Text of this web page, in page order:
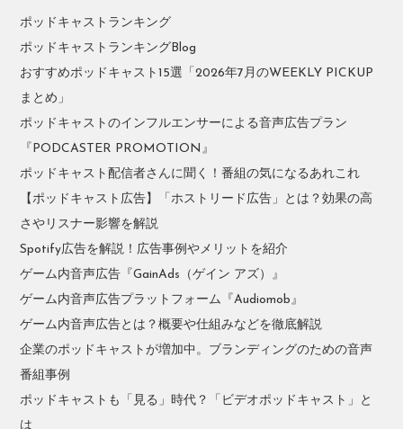
ポッドキャストランキング
ポッドキャストランキングBlog
おすすめポッドキャスト15選「2026年7月のWEEKLY PICKUP
まとめ」
ポッドキャストのインフルエンサーによる音声広告プラン
『PODCASTER PROMOTION』
ポッドキャスト配信者さんに聞く！番組の気になるあれこれ
【ポッドキャスト広告】「ホストリード広告」とは？効果の高
さやリスナー影響を解説
Spotify広告を解説！広告事例やメリットを紹介
ゲーム内音声広告『GainAds（ゲイン アズ）』
ゲーム内音声広告プラットフォーム『Audiomob』
ゲーム内音声広告とは？概要や仕組みなどを徹底解説
企業のポッドキャストが増加中。ブランディングのための音声
番組事例
ポッドキャストも「見る」時代？「ビデオポッドキャスト」と
は